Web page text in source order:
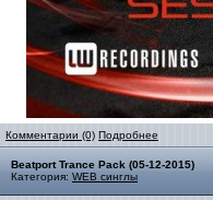
Комментарии (0) Подробнее
Beatport Trance Pack (05-12-2015)
Категория: WEB синглы